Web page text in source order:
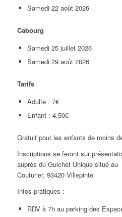
Samedi 22 août 2026
Cabourg
Samedi 25 juillet 2026
Samedi 29 août 2026
Tarifs
Adulte : 7€
Enfant : 4,50€
Gratuit pour les enfants de moins
Inscriptions se feront sur
auprès du Guichet Unique situé au
Couturier, 93420 Villepinte
Infos pratiques :
RDV à 7h au parking des